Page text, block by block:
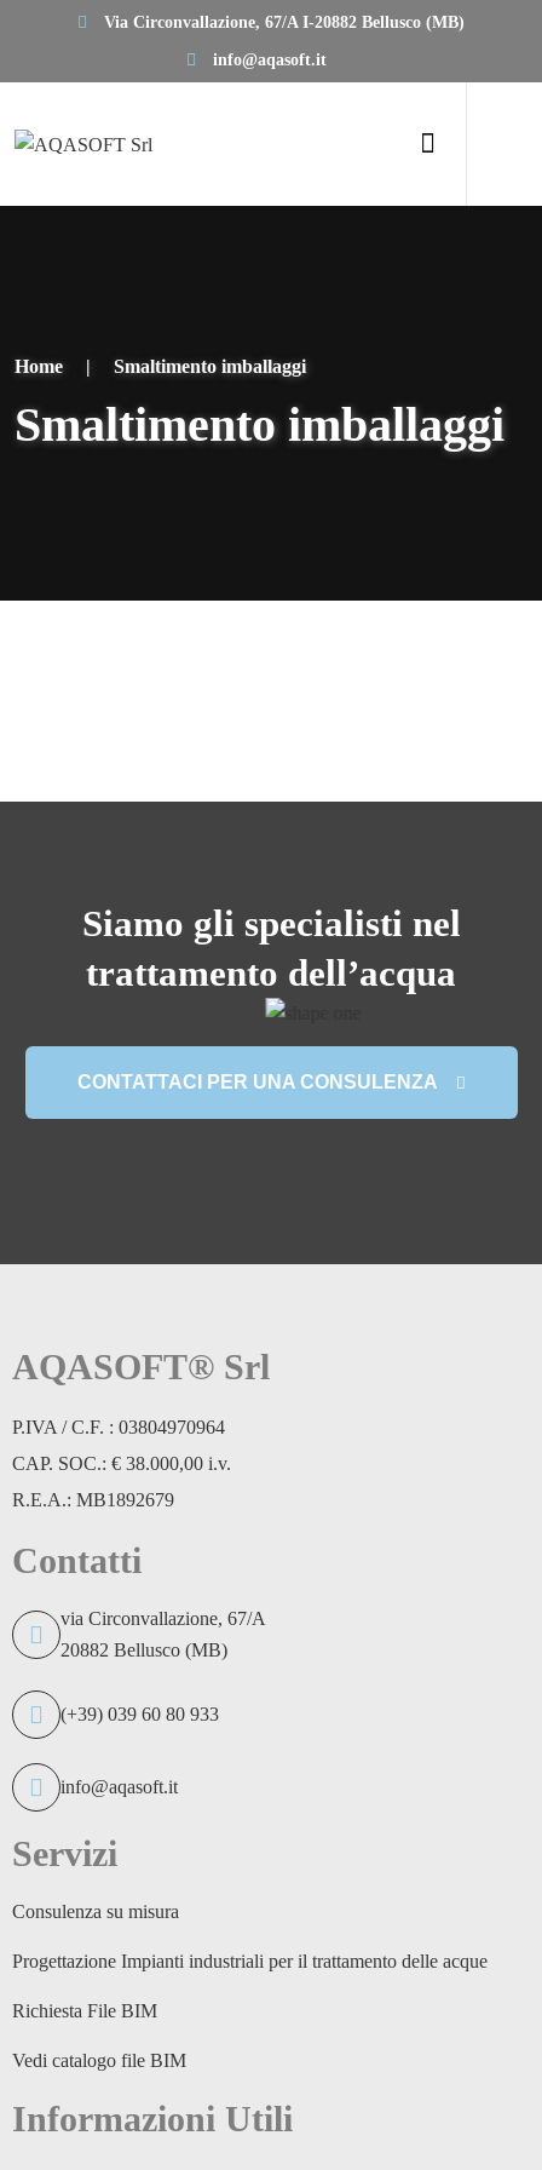
Via Circonvallazione, 67/A I-20882 Bellusco (MB)
info@aqasoft.it
Home | Smaltimento imballaggi
Smaltimento imballaggi
Siamo gli specialisti nel
trattamento dell’acqua
CONTATTACI PER UNA CONSULENZA
AQASOFT® Srl
P.IVA / C.F. : 03804970964
CAP. SOC.: € 38.000,00 i.v.
R.E.A.: MB1892679
Contatti
via Circonvallazione, 67/A
20882 Bellusco (MB)
(+39) 039 60 80 933
info@aqasoft.it
Servizi
Consulenza su misura
Progettazione Impianti industriali per il trattamento delle acque
Richiesta File BIM
Vedi catalogo file BIM
Informazioni Utili